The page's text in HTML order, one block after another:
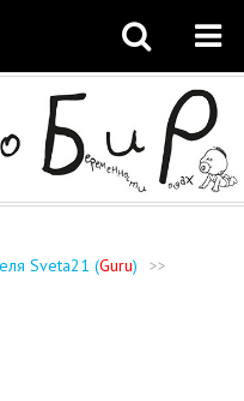
Sveta21 (Guru) >>